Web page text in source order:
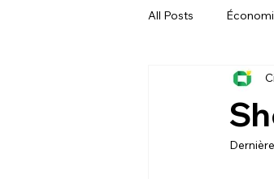
All Posts